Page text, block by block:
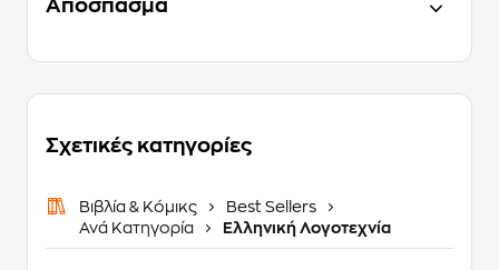
Απόσπασμα
Σχετικές κατηγορίες
Βιβλία & Κόμικς
Best Sellers
Ανά Κατηγορία
Ελληνική Λογοτεχνία